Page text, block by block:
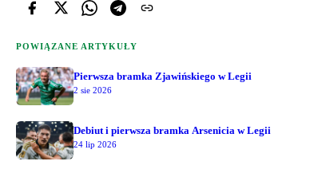
POWIĄZANE ARTYKUŁY
Pierwsza bramka Zjawińskiego w Legii
2 sie 2026
Debiut i pierwsza bramka Arsenicia w Legii
24 lip 2026